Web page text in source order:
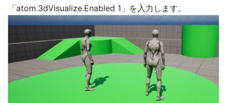
「atom.3dVisualize.Enabled 1」を入力します。